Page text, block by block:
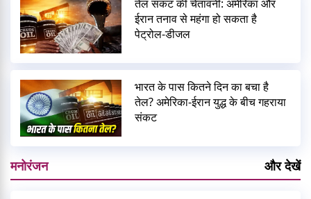
तेल संकट की चेतावनी: अमेरिका और
ईरान तनाव से महंगा हो सकता है
पेट्रोल-डीजल
भारत के पास कितने दिन का बचा है
तेल? अमेरिका-ईरान युद्ध के बीच गहराया
संकट
मनोरंजन और देखें